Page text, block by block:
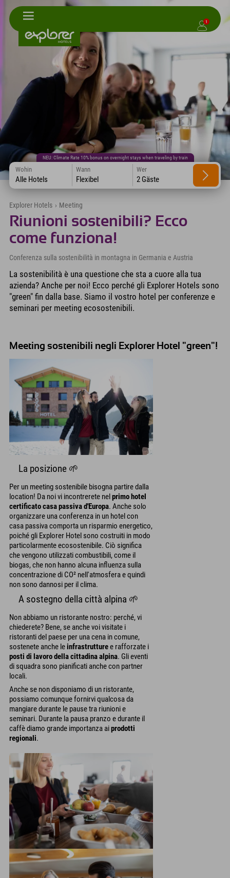
1
NEU: Climate Rate 10% bonus on overnight stays when traveling by train
Wohin
Alle Hotels
Wann
Flexibel
Wer
2 Gäste
Explorer Hotels › Meeting
Riunioni sostenibili? Ecco
come funziona!
Conferenza sulla sostenibilità in montagna in Germania e Austria
La sostenibilità è una questione che sta a cuore alla tua
azienda? Anche per noi! Ecco perché gli Explorer Hotels sono
"green" fin dalla base. Siamo il vostro hotel per conferenze e
seminari per meeting ecosostenibili.
Meeting sostenibili negli Explorer Hotel "green"!
La posizione 🌱
Per un meeting sostenibile bisogna partire dalla
location! Da noi vi incontrerete nelprimo hotel
certificato casa passiva d'Europa. Anche solo
organizzare una conferenza in un hotel con
casa passiva comporta un risparmio energetico,
poiché gli Explorer Hotel sono costruiti in modo
particolarmente ecosostenibile. Ciò significa
che vengono utilizzati combustibili, come il
biogas, che non hanno alcuna influenza sulla
concentrazione di CO² nell'atmosfera e quindi
non sono dannosi per il clima.
A sostegno della città alpina 🌱
Non abbiamo un ristorante nostro: perché, vi
chiederete? Bene, se anche voi visitate i
ristoranti del paese per una cena in comune,
sostenete anche leinfrastrutturee rafforzate i
posti di lavoro della cittadina alpina. Gli eventi
di squadra sono pianificati anche con partner
locali.
Anche se non disponiamo di un ristorante,
possiamo comunque fornirvi qualcosa da
mangiare durante le pause tra riunioni e
seminari. Durante la pausa pranzo e durante il
caffè diamo grande importanza aiprodotti
regionali.